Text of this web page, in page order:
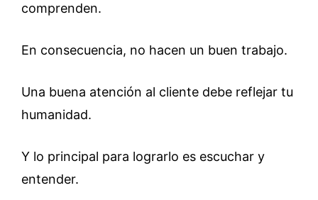
comprenden.
En consecuencia, no hacen un buen trabajo.
Una buena atención al cliente debe reflejar tu
humanidad.
Y lo principal para lograrlo es escuchar y
entender.